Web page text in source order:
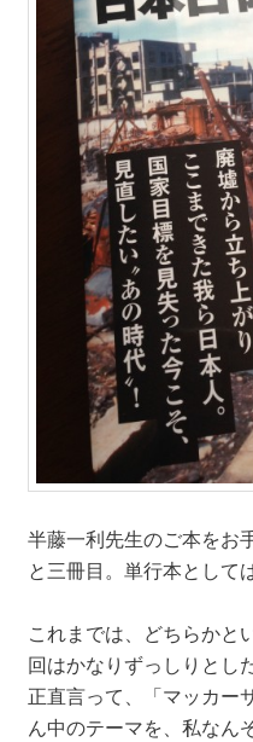
半藤一利先生のご本をお
と三冊目。単行本として
これまでは、どちらかと
回はかなりずっしりとし
正直言って、「マッカー
ん中のテーマを、私なん